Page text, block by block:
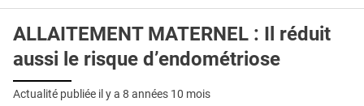
ALLAITEMENT MATERNEL : Il réduit
aussi le risque d’endométriose
Actualité publiée il y a 8 années 10 mois